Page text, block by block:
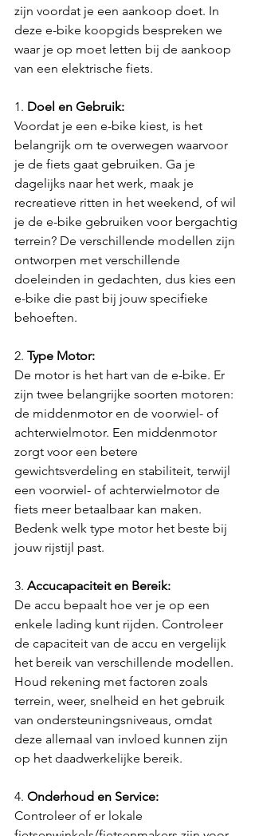
zijn voordat je een aankoop doet. In
deze e-bike koopgids bespreken we
waar je op moet letten bij de aankoop
van een elektrische fiets.
1. Doel en Gebruik:
Voordat je een e-bike kiest, is het
belangrijk om te overwegen waarvoor
je de fiets gaat gebruiken. Ga je
dagelijks naar het werk, maak je
recreatieve ritten in het weekend, of wil
je de e-bike gebruiken voor bergachtig
terrein? De verschillende modellen zijn
ontworpen met verschillende
doeleinden in gedachten, dus kies een
e-bike die past bij jouw specifieke
behoeften.
2. Type Motor:
De motor is het hart van de e-bike. Er
zijn twee belangrijke soorten motoren:
de middenmotor en de voorwiel- of
achterwielmotor. Een middenmotor
zorgt voor een betere
gewichtsverdeling en stabiliteit, terwijl
een voorwiel- of achterwielmotor de
fiets meer betaalbaar kan maken.
Bedenk welk type motor het beste bij
jouw rijstijl past.
3. Accucapaciteit en Bereik:
De accu bepaalt hoe ver je op een
enkele lading kunt rijden. Controleer
de capaciteit van de accu en vergelijk
het bereik van verschillende modellen.
Houd rekening met factoren zoals
terrein, weer, snelheid en het gebruik
van ondersteuningsniveaus, omdat
deze allemaal van invloed kunnen zijn
op het daadwerkelijke bereik.
4. Onderhoud en Service:
Controleer of er lokale